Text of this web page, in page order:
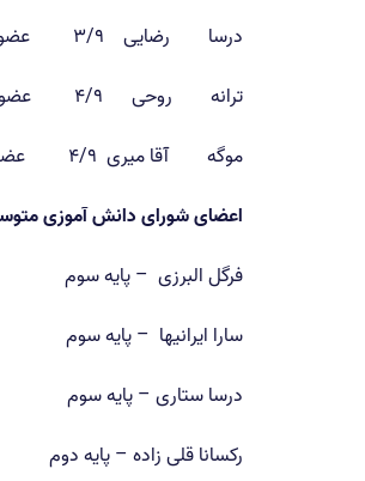
درسا رضایی ۳/۹ عضو علی البدل
ترانه روحی ۴/۹ عضو اصلی
موگه آقا میری ۴/۹ عضو علی البدل
اعضای شورای دانش آموزی
فرگل البرزی – پایه سوم
سارا ایرانیها – پایه سوم
درسا ستاری – پایه سوم
رکسانا قلی زاده – پایه دوم